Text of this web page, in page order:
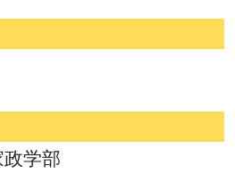
学部